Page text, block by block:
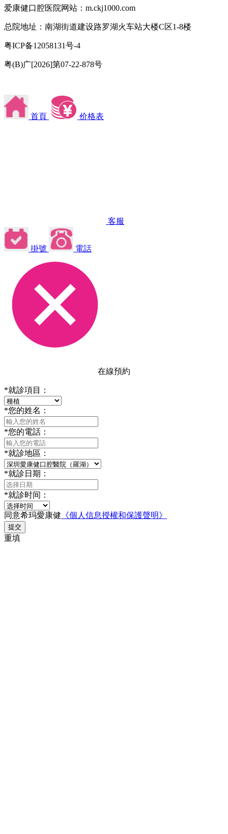
爱康健口腔医院网站：m.ckj1000.com
总院地址：南湖街道建设路罗湖火车站大楼C区1-8楼
粤ICP备12058131号-4
粤(B)广[2026]第07-22-878号
首頁 价格表
客服
掛號 電話
在線預約
*就診項目：
*您的姓名：
*您的電話：
*就診地區：
*就診日期：
*就診时间：
同意希玛愛康健 《個人信息授權和保護聲明》
提交
重填